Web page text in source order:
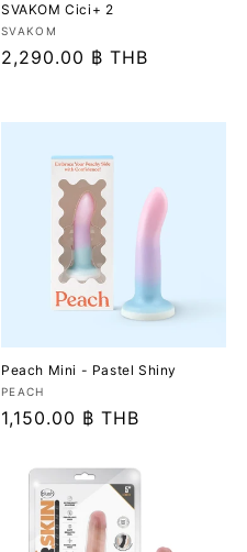
SVAKOM Cici+ 2
เวน
เด
SVAKOM
ราคา
2,290.00 ฿ THB
Peach Mini - Pastel Shiny
เวน
เด
PEACH
ราคา
1,150.00 ฿ THB